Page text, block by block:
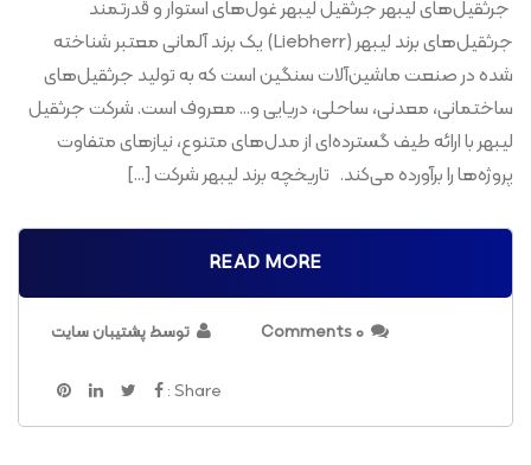
جرثقیل‌های لیبهر جرثقیل لیبهر غول‌های استوار و قدرتمند
جرثقیل‌های برند لیبهر (Liebherr) یک برند آلمانی معتبر شناخته
شده در صنعت ماشین‌آلات سنگین است که به تولید جرثقیل‌های
ساختمانی، معدنی، ساحلی، دریایی و… معروف است. شرکت جرثقیل
لیبهر با ارائه طیف گسترده‌ای از مدل‌های متنوع، نیازهای متفاوت
پروژه‌ها را برآورده می‌کند. تاریخچه برند لیبهر شرکت […]
READ MORE
0 Comments توسط پشتیبان سایت
Share :